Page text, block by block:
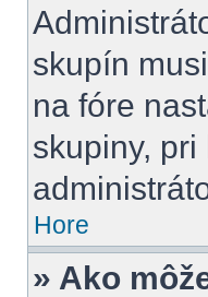
skupín
na fóre
skupiny,
Hore
» Ako